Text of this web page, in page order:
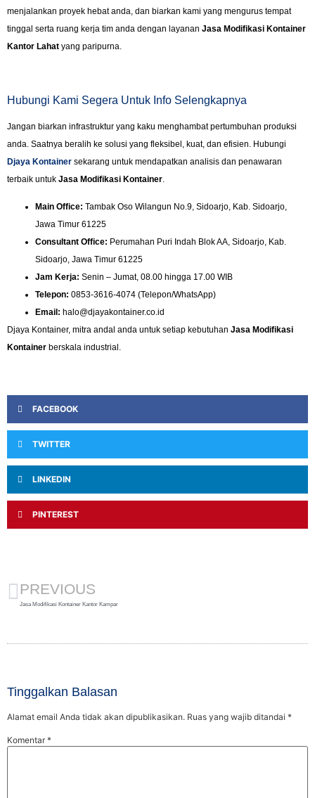
menjalankan proyek hebat anda, dan biarkan kami yang mengurus tempat
tinggal serta ruang kerja tim anda dengan layanan Jasa Modifikasi Kontainer
Kantor Lahat yang paripurna.
Hubungi Kami Segera Untuk Info Selengkapnya
Jangan biarkan infrastruktur yang kaku menghambat pertumbuhan produksi
anda. Saatnya beralih ke solusi yang fleksibel, kuat, dan efisien. Hubungi
Djaya Kontainer sekarang untuk mendapatkan analisis dan penawaran
terbaik untuk Jasa Modifikasi Kontainer.
Main Office: Tambak Oso Wilangun No.9, Sidoarjo, Kab. Sidoarjo,
Jawa Timur 61225
Consultant Office: Perumahan Puri Indah Blok AA, Sidoarjo, Kab.
Sidoarjo, Jawa Timur 61225
Jam Kerja: Senin – Jumat, 08.00 hingga 17.00 WIB
Telepon: 0853-3616-4074 (Telepon/WhatsApp)
Email: halo@djayakontainer.co.id
Djaya Kontainer, mitra andal anda untuk setiap kebutuhan Jasa Modifikasi
Kontainer berskala industrial.
FACEBOOK
TWITTER
LINKEDIN
PINTEREST
PREVIOUS
Jasa Modifikasi Kontainer Kantor Kampar
Tinggalkan Balasan
Alamat email Anda tidak akan dipublikasikan. Ruas yang wajib ditandai *
Komentar*